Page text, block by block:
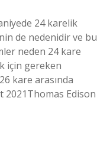
24 karelik
de nedenidir ve bu
neden 24 kare
için gereken
kare arasında
2021Thomas Edison